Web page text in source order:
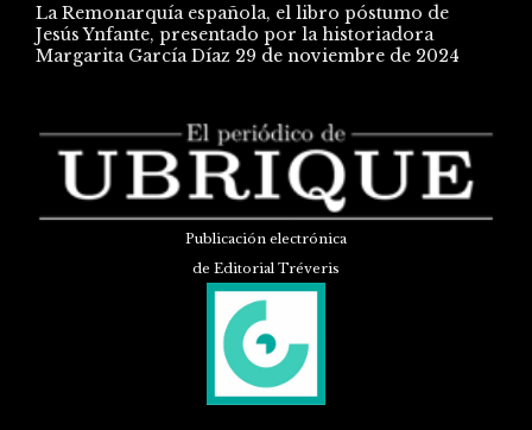
La Remonarquía española, el libro póstumo de
Jesús Ynfante, presentado por la historiadora
Margarita García Díaz 29 de noviembre de 2024
Publicación electrónica
de Editorial Tréveris